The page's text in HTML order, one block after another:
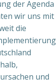
der Agenda
wir uns mit
die
und